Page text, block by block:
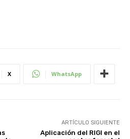
X WhatsApp
ARTÍCULO SIGUIENTE
Aplicación del RIGI en el